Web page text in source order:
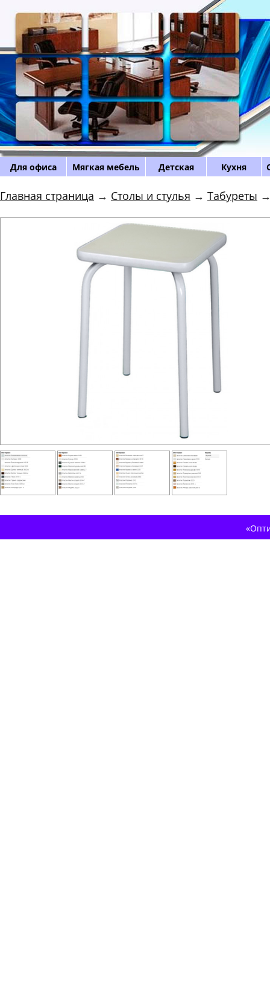
Для офиса Мягкая мебель Детская Кухня
Главная страница → Столы и стулья → Табуреты